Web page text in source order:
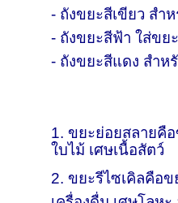
- ถังขยะสีเขียว สำ
- ถังขยะสีฟ้า ใส่ขย
- ถังขยะสีแดง สำ
1. ขยะย่อยสลายคือ
ใบไม้ เศษเนื้อสัตว์
2. ขยะรีไซเคิลคือข